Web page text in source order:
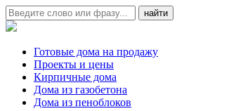
Готовые дома на продажу
Проекты и цены
Кирпичные дома
Дома из газобетона
Дома из пеноблоков